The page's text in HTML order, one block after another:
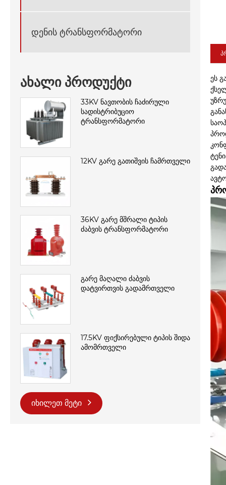
დენის ტრანსფორმატორი
ახალი პროდუქტი
33KV ნავთობის ჩაძირული
სადისტრიბუციო
ტრანსფორმატორი
12KV გარე გათიშვის ჩამრთველი
36KV გარე მშრალი ტიპის
ძაბვის ტრანსფორმატორი
გარე მაღალი ძაბვის
დატვირთვის გადამრთველი
17.5KV ფიქსირებული ტიპის შიდა
ამომრთველი
იხილეთ მეტი
ეს